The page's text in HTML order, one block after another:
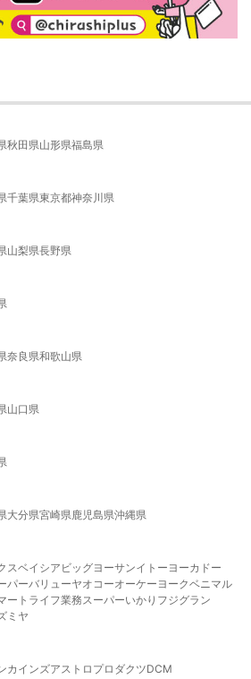
秋田県山形県福島県
千葉県東京都神奈川県
山梨県長野県
奈良県和歌山県
山口県
大分県宮崎県鹿児島県沖縄県
スベイシア ビッグヨーサンイトーヨーカドー
パーバリューヤオコーオーケー ヨークベニマル
ート ライフ業務スーパーいかり フジグラン
ミヤ
カインズアストロプロダクツDCM